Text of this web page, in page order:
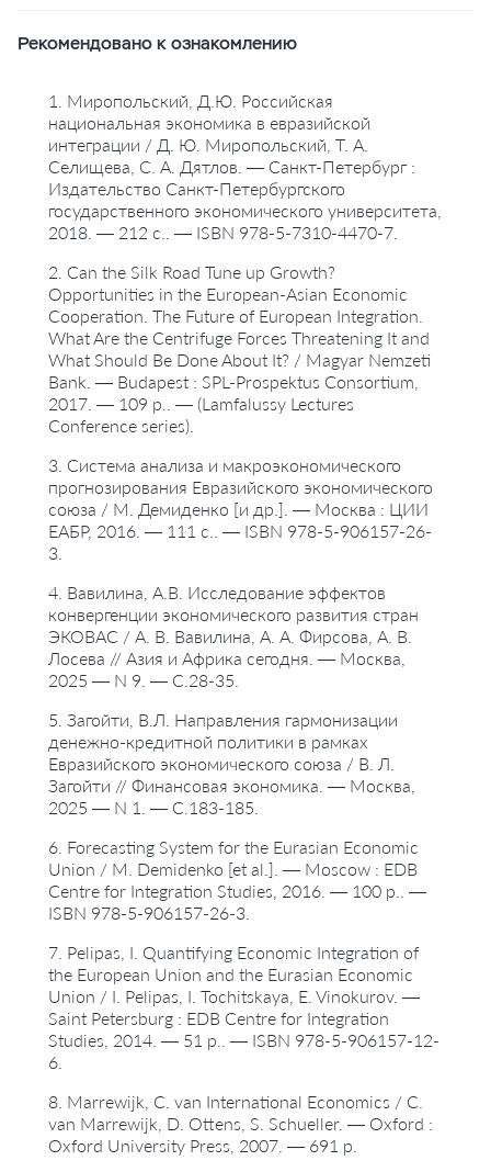
Рекомендовано к ознакомлению
1. Миропольский, Д.Ю. Российская
национальная экономика в евразийской
интеграции / Д. Ю. Миропольский, Т. А.
Селищева, С. А. Дятлов. — Санкт-Петербург :
Издательство Санкт-Петербургского
государственного экономического университета,
2018. — 212 с.. — ISBN 978-5-7310-4470-7.
2. Can the Silk Road Tune up Growth?
Opportunities in the European-Asian Economic
Cooperation. The Future of European Integration.
What Are the Centrifuge Forces Threatening It and
What Should Be Done About It? / Magyar Nemzeti
Bank. — Budapest : SPL-Prospektus Consortium,
2017. — 109 p.. — (Lamfalussy Lectures
Conference series).
3. Система анализа и макроэкономического
прогнозирования Евразийского экономического
союза / М. Демиденко [и др.]. — Москва : ЦИИ
ЕАБР, 2016. — 111 с.. — ISBN 978-5-906157-26-
3.
4. Вавилина, А.В. Исследование эффектов
конвергенции экономического развития стран
ЭКОВАС / А. В. Вавилина, А. А. Фирсова, А. В.
Лосева // Азия и Африка сегодня. — Москва,
2025 — N 9. — С.28-35.
5. Загойти, В.Л. Направления гармонизации
денежно-кредитной политики в рамках
Евразийского экономического союза / В. Л.
Загойти // Финансовая экономика. — Москва,
2025 — N 1. — С.183-185.
6. Forecasting System for the Eurasian Economic
Union / M. Demidenko [et al.]. — Moscow : EDB
Centre for Integration Studies, 2016. — 100 p.. —
ISBN 978-5-906157-26-3.
7. Pelipas, I. Quantifying Economic Integration of
the European Union and the Eurasian Economic
Union / I. Pelipas, I. Tochitskaya, E. Vinokurov. —
Saint Petersburg : EDB Centre for Integration
Studies, 2014. — 51 p.. — ISBN 978-5-906157-12-
6.
8. Marrewijk, C. van International Economics / C.
van Marrewijk, D. Ottens, S. Schueller. — Oxford :
Oxford University Press, 2007. — 691 p.